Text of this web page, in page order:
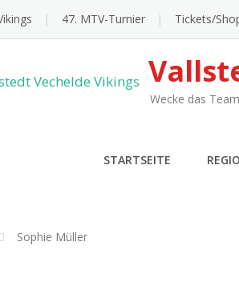
47. MTV-Turnier Tickets/
Wecke das
STARTSEITE
Sophie Müller